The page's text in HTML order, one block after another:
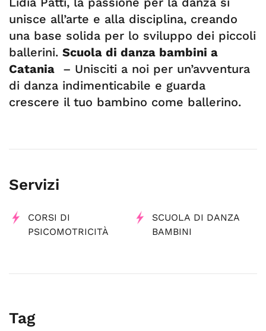
unisce all’arte e alla disciplina, creando
una base solida per lo sviluppo dei piccoli
ballerini. Scuola di danza bambini a
Catania – Unisciti a noi per un’avventura
di danza indimenticabile e guarda
crescere il tuo bambino come ballerino.
Servizi
CORSI DI
PSICOMOTRICITÀ
SCUOLA DI DANZA
BAMBINI
Tag